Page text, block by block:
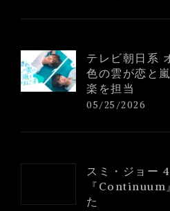
テレビ朝日系
色の雲が恋と
楽を担当
05/25/2026
スミ・ジョー
『Continuum
た